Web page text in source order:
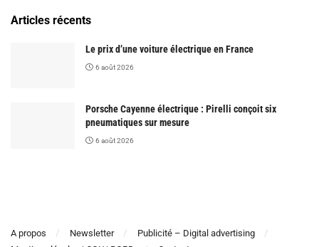
Articles récents
Le prix d’une voiture électrique en France
6 août 2026
Porsche Cayenne électrique : Pirelli conçoit six
pneumatiques sur mesure
6 août 2026
A propos Newsletter
Publicité – Digital advertising